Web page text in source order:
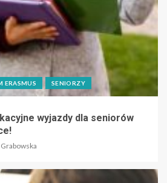
ERASMUS SENIORZY
wyjazdy dla seniorów